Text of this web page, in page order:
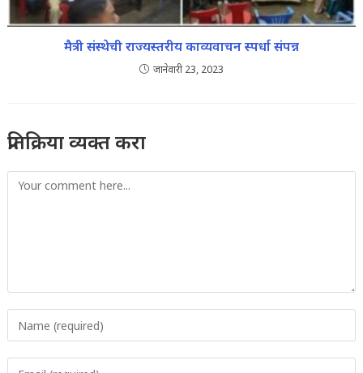
मैत्री संस्थेची राज्यस्तरीय काव्यवाचन स्पर्धा संपन्न
जानेवारी 23, 2023
प्रतिक्रिया व्यक्त करा
Comment
your